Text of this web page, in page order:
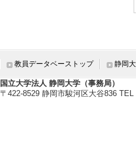
教員データベーストップ 静岡
国立大学法人 静岡大学（事務局）
〒422-8529 静岡市駿河区大谷836 TEL